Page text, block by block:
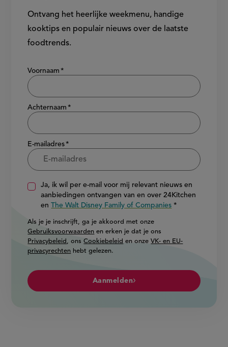
Ontvang het heerlijke weekmenu, handige
kooktips en populair nieuws over de laatste
foodtrends.
Show/hide
Voornaam
Achternaam
E-mailadres
Ja, ik wil per e-mail voor mij relevant nieuws en
aanbiedingen ontvangen van en over 24Kitchen
enThe Walt Disney Family of Companies
Als je je inschrijft, ga je akkoord met onze
Gebruiksvoorwaarden en erken je dat je ons
Privacybeleid , onsCookiebeleid en onzeVK- en EU-
privacyrechten hebt gelezen.
Aanmelden